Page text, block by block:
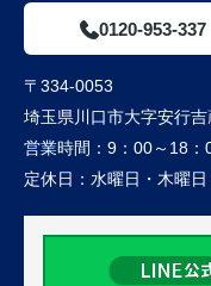
0120-953-337
〒334-0053
埼玉県川口市大字安行
営業時間： 9：00～18：
定休日： 水曜日・木曜日